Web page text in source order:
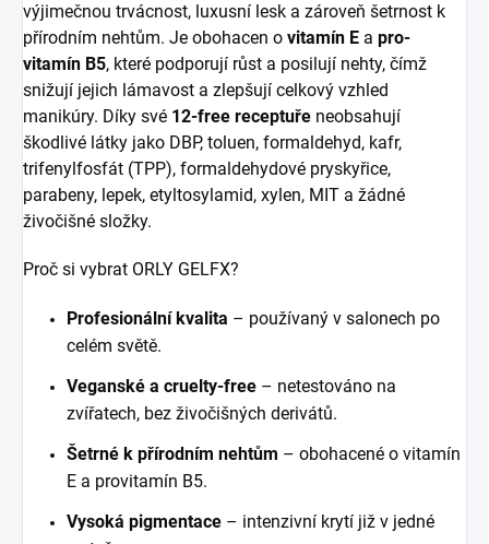
výjimečnou trvácnost, luxusní lesk a zároveň šetrnost k
přírodním nehtům. Je obohacen o vitamín E a pro-
vitamín B5, které podporují růst a posilují nehty, čímž
snižují jejich lámavost a zlepšují celkový vzhled
manikúry. Díky své 12-free receptuře neobsahují
škodlivé látky jako DBP, toluen, formaldehyd, kafr,
trifenylfosfát (TPP), formaldehydové pryskyřice,
parabeny, lepek, etyltosylamid, xylen, MIT a žádné
živočišné složky.
Proč si vybrat ORLY GELFX?
Profesionální kvalita – používaný v salonech po
celém světě.
Veganské a cruelty-free – netestováno na
zvířatech, bez živočišných derivátů.
Šetrné k přírodním nehtům – obohacené o vitamín
E a provitamín B5.
Vysoká pigmentace – intenzivní krytí již v jedné